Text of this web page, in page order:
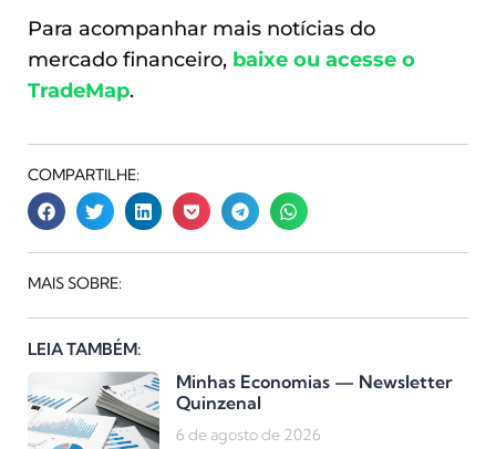
Para acompanhar mais notícias do
mercado financeiro, baixe ou acesse o
TradeMap.
COMPARTILHE:
MAIS SOBRE:
LEIA TAMBÉM:
Minhas Economias — Newsletter
Quinzenal
6 de agosto de 2026